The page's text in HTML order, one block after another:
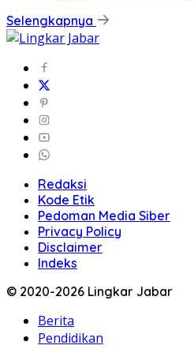
Selengkapnya
Redaksi
Kode Etik
Pedoman Media Siber
Privacy Policy
Disclaimer
Indeks
© 2020-2026 Lingkar Jabar
Berita
Pendidikan